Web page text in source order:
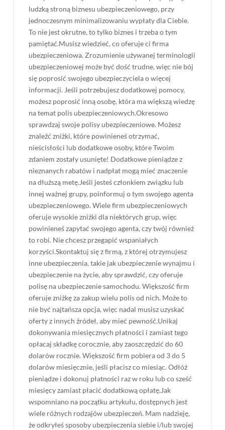
ludzką stroną biznesu ubezpieczeniowego, przy
jednoczesnym minimalizowaniu wypłaty dla Ciebie.
To nie jest okrutne, to tylko biznes i trzeba o tym
pamiętać.Musisz wiedzieć, co oferuje ci firma
ubezpieczeniowa. Zrozumienie używanej terminologii
ubezpieczeniowej może być dość trudne, więc nie bój
się poprosić swojego ubezpieczyciela o więcej
informacji. Jeśli potrzebujesz dodatkowej pomocy,
możesz poprosić inną osobę, która ma większą wiedzę
na temat polis ubezpieczeniowych.Okresowo
sprawdzaj swoje polisy ubezpieczeniowe. Możesz
znaleźć zniżki, które powinieneś otrzymać,
nieścisłości lub dodatkowe osoby, które Twoim
zdaniem zostały usunięte! Dodatkowe pieniądze z
nieznanych rabatów i nadpłat mogą mieć znaczenie
na dłuższą metę.Jeśli jesteś członkiem związku lub
innej ważnej grupy, poinformuj o tym swojego agenta
ubezpieczeniowego. Wiele firm ubezpieczeniowych
oferuje wysokie zniżki dla niektórych grup, więc
powinieneś zapytać swojego agenta, czy twój również
to robi. Nie chcesz przegapić wspaniałych
korzyści.Skontaktuj się z firmą, z której otrzymujesz
inne ubezpieczenia, takie jak ubezpieczenie wynajmu i
ubezpieczenie na życie, aby sprawdzić, czy oferuje
polisę na ubezpieczenie samochodu. Większość firm
oferuje zniżkę za zakup wielu polis od nich. Może to
nie być najtańsza opcja, więc nadal musisz uzyskać
oferty z innych źródeł, aby mieć pewność.Unikaj
dokonywania miesięcznych płatności i zamiast tego
opłacaj składkę corocznie, aby zaoszczędzić do 60
dolarów rocznie. Większość firm pobiera od 3 do 5
dolarów miesięcznie, jeśli płacisz co miesiąc. Odłóż
pieniądze i dokonuj płatności raz w roku lub co sześć
miesięcy zamiast płacić dodatkową opłatę.Jak
wspomniano na początku artykułu, dostępnych jest
wiele różnych rodzajów ubezpieczeń. Mam nadzieję,
że odkryłeś sposoby ubezpieczenia siebie i/lub swojej